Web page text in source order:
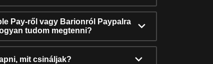
Pay-ről vagy Barionról Paypalra
tudom megtenni?
mit csináljak?